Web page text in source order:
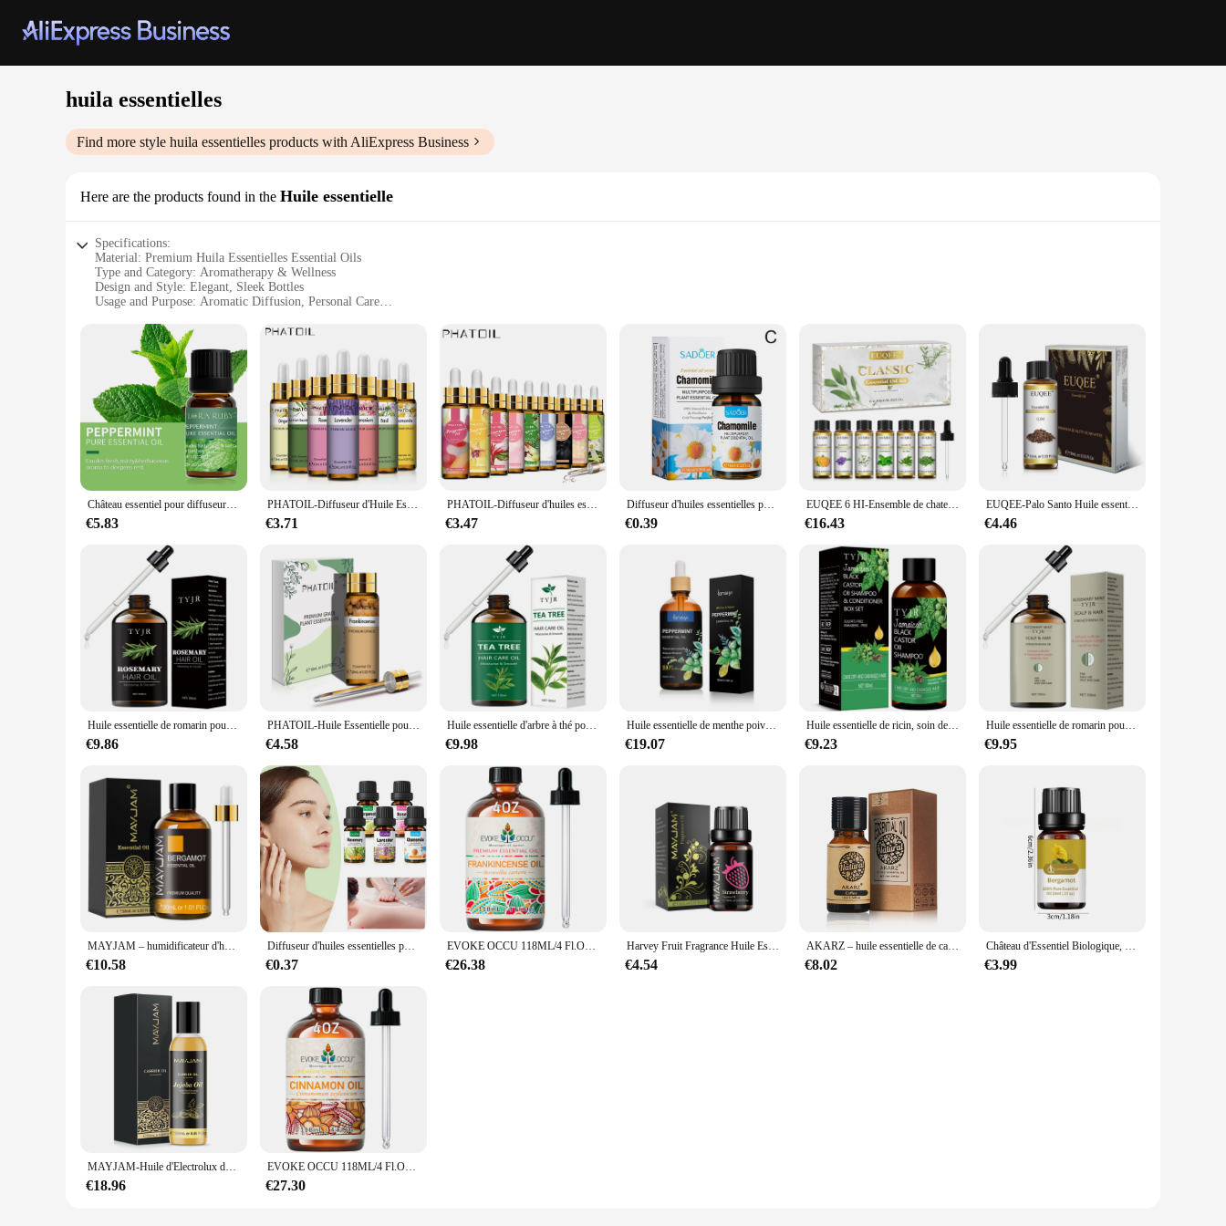
huila essentielles
Find more style huila essentielles products with AliExpress Business
Here are the products found in the Huile essentielle
Specifications:
Material: Premium Huila Essentielles Essential Oils
Type and Category: Aromatherapy & Wellness
Design and Style: Elegant, Sleek Bottles
Usage and Purpose: Aromatic Diffusion, Personal Care
Parts and Accessories: Complete Sets Available for Sale
Features:
**Unveiling the Aromatic Elegance**
Immerse yourself in the world of Huila Essentielles, where the purest of essential oils are meticulously crafted to provide an aromatic escape that soothes the senses. Each bottle of Huila Essentielles
Essential Oils is a testament to quality, ensuring that you receive the highest-grade, therapeutic-grade essential oils for your personal care and aromatic diffusion needs. Whether you're seeking to
enhance your meditation practice, create a serene ambiance, or indulge in a luxurious spa experience, Huila Essentielles has got you covered.
**Versatile and Convenient for Everyone**
Our Huila Essentielles Essential Oils are not just for the aromatherapy enthusiast; they are designed for everyone. From the professional aromatherapist to the everyday individual looking to
incorporate natural remedies into their wellness routine, our oils cater to a wide audience. The sleek design of our bottles makes them an elegant addition to any space, while the wholesale and vendor
options make them accessible for both personal use and commercial applications. Choose from a variety of sets to find the perfect blend for your needs, or mix and match to create your own unique
aromatic journey.
Using Huila Essentielles Essential Oils is as simple as it is effective. Whether you're diffusing them into the air or incorporating them into your skincare routine, the potency and purity of these oils
ensure a lasting impact. The sets available for sale are not just a collection of scents; they are a journey into the world of aromatherapy, providing a range of benefits from relaxation to immune
support. Each set is thoughtfully curated to offer a diverse range of scents and therapeutic properties, making it easy for you to find the perfect blend for your specific needs.
Château essentiel pour diffuseurs d'huiles essentielles pures, µ, eucalyptus, arbre à thé, menthe poivrée, romarin, menthe, bergamote, citron, rose, 10ml
€5.83
PHATOIL-Diffuseur d'Huile Essentielle pour Château, Répulsif Anti-Moustiques, Lavande, Menthe, Citron, Arbre à Thé, Naturel Pur, 10ml
€3.71
PHATOIL-Diffuseur d'huiles essentielles avec compte-gouttes, AMP de café, sexuellement de vanille, Huile aromatique, Musc blanc, Orchidée, Magnolia, Marigold, 10ml
€3.47
Diffuseur d'huiles essentielles pour le corps, huile aromatique, chateau, camomille, µ, rose, bergamote, romarin, fournitures pures, santé, exécutif, beauté, F9T6
€0.39
EUQEE 6 HI-Ensemble de chateau essentiel série florale, diffuseur de bougies, rose, µ, ylang ylang, jasmin, géranium, camomille
€16.43
EUQEE-Palo Santo Huile essentielle naturelle avec compte-gouttes en verre, Origan, Cardamome, Marjolaine, Fenouil, Citron, Eucalyptus, Château aromatique, 10ml
€4.46
Huile essentielle de romarin pour les soins de la peau, valide, douche, diffuseur et relaxant pour le visage, le corps, les ongles, les cheveux, les élastiques
€9.86
PHATOIL-Huile Essentielle pour Diffuseur DIY, 10ml, Bois de Santal, Citron, Encens de Comuna Naturelle Pure, Thym, Arbre à Thé, Romarin, Château de Geranium
€4.58
Huile essentielle d'arbre à thé pour les soins de la peau, pour la douche, diffuseur relaxant pour le visage, le corps, les ongles, les cheveux, les cils
€9.98
Huile essentielle de menthe poivrée 100 pure, 100% ml, premium, pour aromathérapie, massage, usage topique et domestique
€19.07
Huile essentielle de ricin, soin de la peau, valide, douche, douceur et relaxation, utilisée pour le visage, le corps, les ongles, les cheveux
€9.23
Huile essentielle de romarin pour le soin de la peau, valide, douche, diffuseur et relaxant, visage, corps, ongles, cheveux, cils
€9.95
MAYJAM – humidificateur d'huile essentielle, lavande, vanille, bois de santal, Eucalyptus, géranium, arbre à thé, pour les soins de la peau, diffuseur de Massage
€10.58
Diffuseur d'huiles essentielles pour le corps, fournitures de beauté pures, chateau, camomille, µ, rose, bergamote, romarin, bougie de santé, exécutif, Y4L3
€0.37
EVOKE OCCU 118ML/4 Fl.Oz Château essentiel, huile végétale d'encens de qualité supérieure pour diffuseur, massage, peau, cheveux, bougie, Regina Executive
€26.38
Harvey Fruit Fragrance Huile Essentielle, Diffuseur pour la Peau, Pomme, Mangue, Ananas, Eau Neutre, Raisin, Fruit de la Passion, AMP, 10ml
€4.54
AKARZ – huile essentielle de café naturelle, rafraîchissement, relaxation, hydratation des cellules de la peau
€8.02
Château d'Essentiel Biologique, Huile Essentielle 100% Pure Biologique, Bergamote, Bois de Santal, Citronnelle, Aromathérapie, Méditation du Sommeil
€3.99
MAYJAM-Huile d'Electrolux de 250ml, Rose musquée, Olive, Raisin E1, Jojoba, Olive, Avocat, Amande Douce, AMP, Argan, Germe de Blé, Château Essentiel
€18.96
EVOKE OCCU 118ML/4 Fl.Oz Château essentiel, huile de plante de enna de qualité supérieure pour diffuseur, nettoyage de l'air, massage, bougie, Regina Executive
€27.30